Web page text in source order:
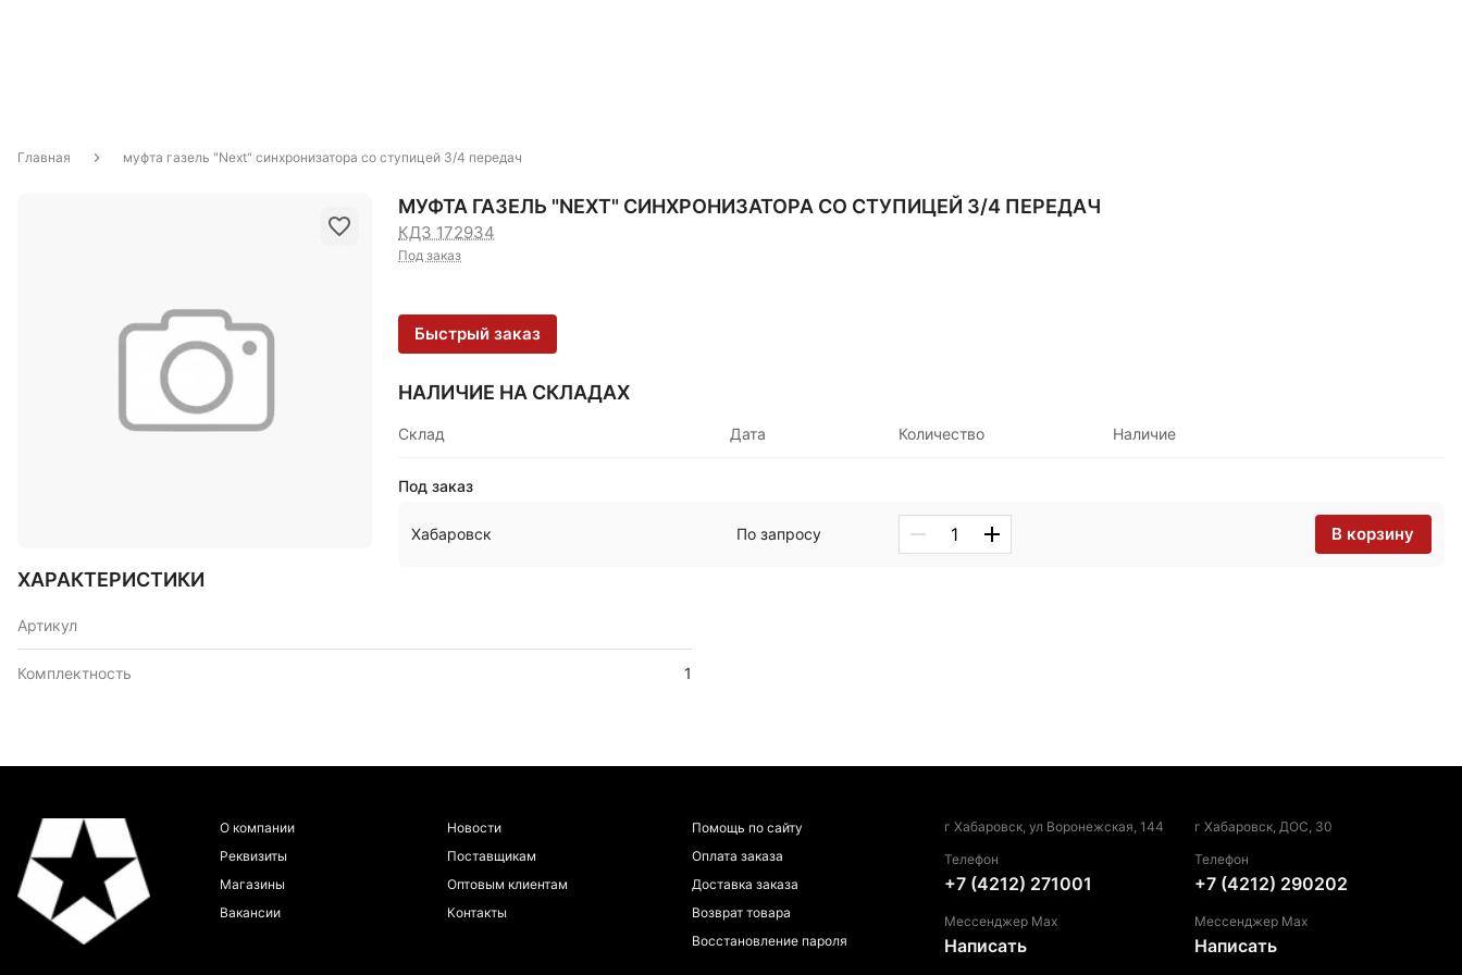
Главная муфта газель "Next" синхронизатора со ступицей 3/4 передач
МУФТА ГАЗЕЛЬ "NEXT" СИНХРОНИЗАТОРА СО СТУПИЦЕЙ 3/4 ПЕРЕДАЧ
КДЗ 172934
Под заказ
Быстрый заказ
НАЛИЧИЕ НА СКЛАДАХ
Склад Дата Количество Наличие
Под заказ
Хабаровск По запросу В корзину
ХАРАКТЕРИСТИКИ
Артикул
Комплектность 1
О компании
Реквизиты
Магазины
Вакансии
Новости
Поставщикам
Оптовым клиентам
Контакты
Помощь по сайту
Оплата заказа
Доставка заказа
Возврат товара
Восстановление пароля
г Хабаровск, ул Воронежская, 144
Телефон
+7 (4212) 271001
Мессенджер Max
Написать
г Хабаровск, ДОС, 30
Телефон
+7 (4212) 290202
Мессенджер Max
Написать